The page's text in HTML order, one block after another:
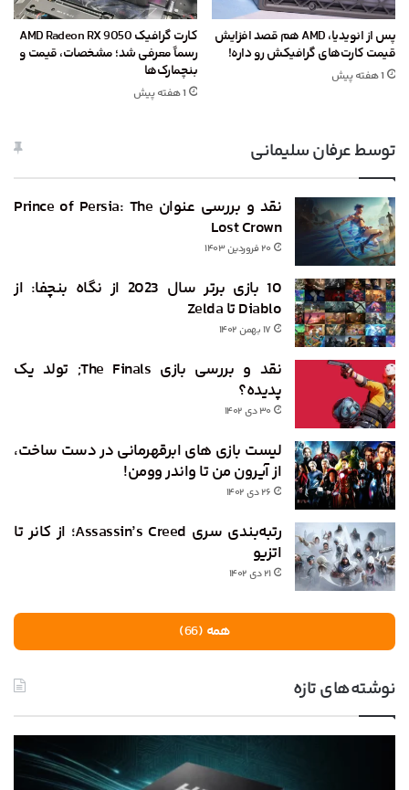
پس از انویدیا، AMD هم قصد افزایش
قیمت کارت‌های گرافیکش رو داره!
1 هفته پیش
کارت گرافیک AMD Radeon RX 9050
رسماً معرفی شد؛ مشخصات، قیمت و
بنچمارک‌ها
1 هفته پیش
توسط عرفان سلیمانی
نقد و بررسی عنوان Prince of Persia: The
Lost Crown
۲۰ فروردین ۱۴۰۳
10 بازی برتر سال 2023 از نگاه بنچفا: از
Diablo تا Zelda
۱۷ بهمن ۱۴۰۲
نقد و بررسی بازی The Finals; تولد یک
پدیده‌؟
۳۰ دی ۱۴۰۲
لیست بازی های ابرقهرمانی در دست ساخت،
از آیرون من تا واندر وومن!
۲۶ دی ۱۴۰۲
رتبه‌بندی سری Assassin’s Creed؛ از کانر تا
اتزیو
۲۱ دی ۱۴۰۲
همه (66)
نوشته‌های تازه